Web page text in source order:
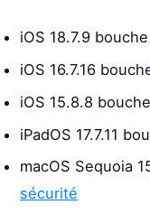
iOS 18.7.9 bouche
iOS 16.7.16
iOS 15.8.8 bouche
iPadOS 17.7.11
macOS Sequoia
sécurité